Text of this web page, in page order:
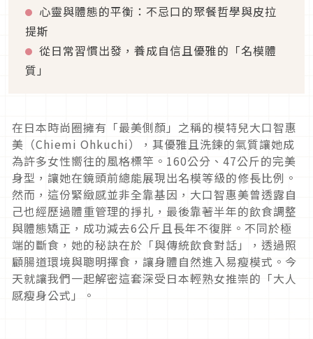
心靈與體態的平衡：不忌口的聚餐哲學與皮拉
提斯
從日常習慣出發，養成自信且優雅的「名模體
質」
在日本時尚圈擁有「最美側顏」之稱的模特兒大口智惠
美（Chiemi Ohkuchi），其優雅且洗鍊的氣質讓她成
為許多女性嚮往的風格標竿。160公分、47公斤的完美
身型，讓她在鏡頭前總能展現出名模等級的修長比例。
然而，這份緊緻感並非全靠基因，大口智惠美曾透露自
己也經歷過體重管理的掙扎，最後靠著半年的飲食調整
與體態矯正，成功減去6公斤且長年不復胖。不同於極
端的斷食，她的秘訣在於「與傳統飲食對話」，透過照
顧腸道環境與聰明擇食，讓身體自然進入易瘦模式。今
天就讓我們一起解密這套深受日本輕熟女推崇的「大人
感瘦身公式」。